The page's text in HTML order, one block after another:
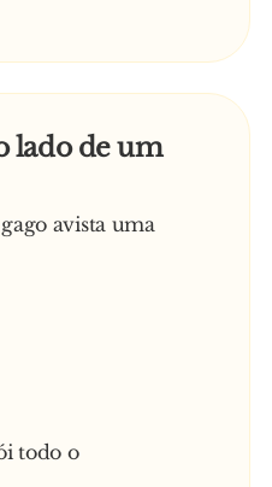
lado de um
avista uma
todo o